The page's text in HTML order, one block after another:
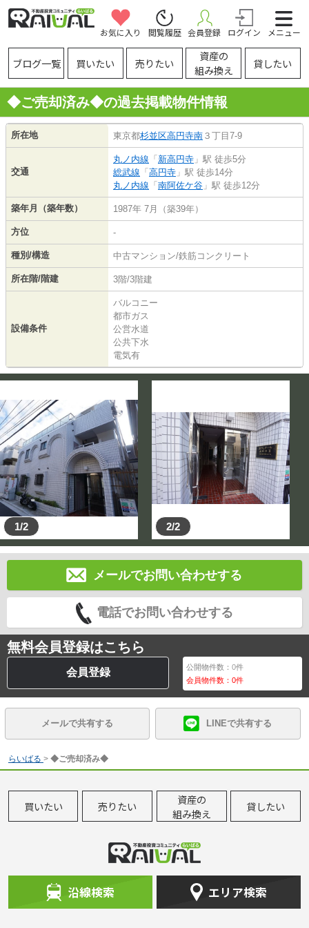
お気に入り 閲覧履歴 会員登録 ログイン メニュー
ブログ一覧 買いたい 売りたい
資産の
組み換え
貸したい
◆ご売却済み◆の過去掲載物件情報
所在地 東京都杉並区高円寺南 ３丁目7-9
交通
丸ノ内線 「新高円寺 」駅 徒歩5分
総武線 「高円寺 」駅 徒歩14分
丸ノ内線 「南阿佐ケ谷 」駅 徒歩12分
築年月（築年数） 1987年 7月（築39年）
方位 -
種別/構造 中古マンション/鉄筋コンクリート
所在階/階建 3階/3階建
設備条件
バルコニー
都市ガス
公営水道
公共下水
電気有
1/2 2/2
メールでお問い合わせする
電話でお問い合わせする
無料会員登録はこちら
会員登録 公開物件数：0件
会員物件数：0件
メールで共有する LINEで共有する
らいばる > ◆ご売却済み◆
買いたい 売りたい
資産の
組み換え
貸したい
沿線検索 エリア検索